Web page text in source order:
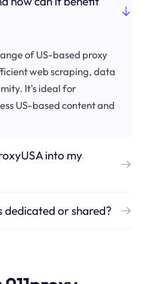
of US-based proxy
web scraping, data
It's ideal for
US-based content and
into my
dedicated or shared?